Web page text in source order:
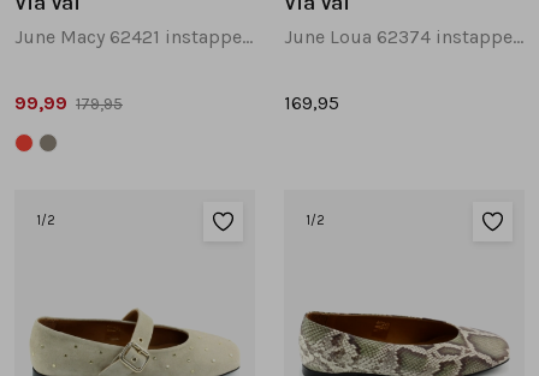
June Macy 62421 instappers en loafers rood
99,99 179,95
June Loua 62374 instappers en loafers taupe
169,95
1 /2 1 /2